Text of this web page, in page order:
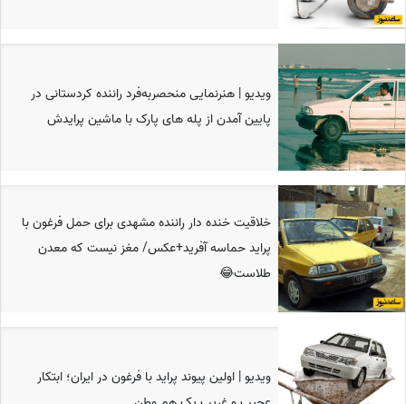
ویدیو | هنرنمایی منحصربه‌فرد راننده کردستانی در
پایین آمدن از پله های پارک با ماشین پرایدش
خلاقیت خنده دار راننده مشهدی برای حمل فرغون با
پراید حماسه آفرید+عکس/ مغز نیست که معدن
طلاست😂
ویدیو | اولین پیوند پراید با فرغون در ایران؛ ابتکار